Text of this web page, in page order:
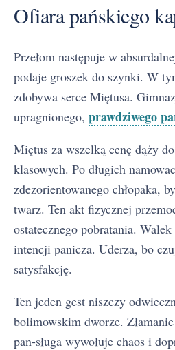
Ofiara pańskiego
Przełom następuje w
podaje groszek do szynki. W
zdobywa serce Miętusa.
upragnionego, prawdziwego
Miętus za wszelką cenę dąży
klasowych. Po długich
zdezorientowanego chłopaka,
twarz. Ten akt fizycznej
ostatecznego pobratania.
intencji panicza. Uderza, bo
satysfakcję.
Ten jeden gest niszczy
bolimowskim dworze.
pan-sługa wywołuje chaos i